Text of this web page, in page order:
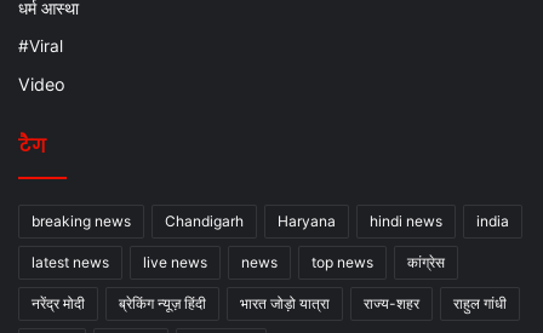
धर्म आस्था
#Viral
Video
टैग
breaking news Chandigarh Haryana hindi news india
latest news live news news top news कांग्रेस
नरेंद्र मोदी ब्रेकिंग न्यूज़ हिंदी भारत जोड़ो यात्रा राज्य-शहर राहुल गांधी